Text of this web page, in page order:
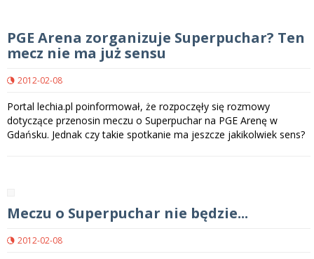
PGE Arena zorganizuje Superpuchar? Ten
mecz nie ma już sensu
2012-02-08
Portal lechia.pl poinformował, że rozpoczęły się rozmowy
dotyczące przenosin meczu o Superpuchar na PGE Arenę w
Gdańsku. Jednak czy takie spotkanie ma jeszcze jakikolwiek sens?
Meczu o Superpuchar nie będzie...
2012-02-08